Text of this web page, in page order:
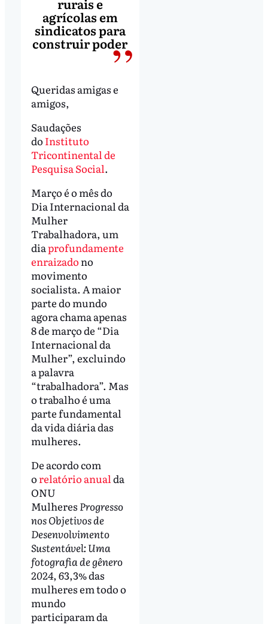
rurais e
agrícolas em
sindicatos para
construir poder
Queridas amigas e
amigos,
Saudações
do Instituto
Tricontinental de
Pesquisa Social.
Março é o mês do
Dia Internacional da
Mulher
Trabalhadora, um
diaprofundamente
enraizado no
movimento
socialista. A maior
parte do mundo
agora chama apenas
8 de março de “Dia
Internacional da
Mulher”, excluindo
a palavra
“trabalhadora”. Mas
o trabalho é uma
parte fundamental
da vida diária das
mulheres.
De acordo com
o relatório anual da
ONU
Mulheres Progresso
nos Objetivos de
Desenvolvimento
Sustentável: Uma
fotografia de gênero
2024, 63,3% das
mulheres em todo o
mundo
participaram da